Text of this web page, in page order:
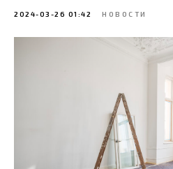
2024-03-26 01:42 НОВОСТИ